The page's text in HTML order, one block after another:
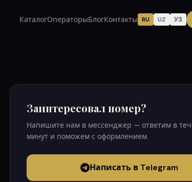
КаталогОператорыБлогКонтакты RU UZ УЗ
Заинтересовал номер?
Напишите нам в мессенджер — ответим в
минут и поможем с оформлением.
Написать в Telegram